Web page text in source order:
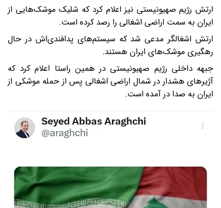
ارتش رژیم صهیونیستی نیز اعلام کرد که شلیک موشک‌هایی از
ایران به سمت اراضی اشغالی را رصد کرده است.
ارتش اشغالگر مدعی شد که سیستم‌های پدافندی‌اش در حال
رهگیری موشک‌های ایران هستند.
جبهه داخلی رژیم صهیونیستی در همین راستا اعلام کرد که
آژیرهای هشدار در شمال اراضی اشغالی پس از حمله موشکی از
ایران به صدا در آمده است.